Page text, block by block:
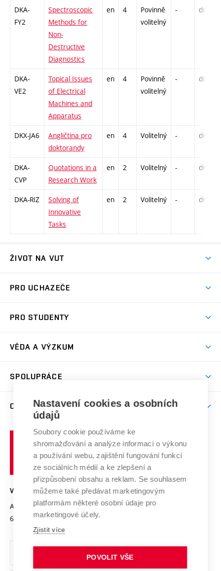
DKA-
FY2
Spectroscopic
Methods for
Non-
Destructive
Diagnostics
en 4
Povinně
volitelný
- drzk
DKA-
VE2
Topical Issues
of Electrical
Machines and
Apparatus
en 4
Povinně
volitelný
- drzk
DKX-JA6
Angličtina pro
doktorandy
en 4 Volitelný - drzk
DKA-
CVP
Quotations in a
Research Work
en 2 Volitelný - drzk
DKA-RIZ
Solving of
Innovative
Tasks
en 2 Volitelný - drzk
ŽIVOT NA VUT
Koleje
Sport na VUT
PRO UCHAZEČE
Dny otevřených dveří
Celoživotní vzdělávání
E-přihláška
PRO STUDENTY
Harmonogram akademického roku
Závěrečné práce
Doktorské studium
Zpracování osobních údajů studentů
Sociální bezpečí
Studium bez bariér
Podpora podnikání
VĚDA A VÝZKUM
Mezinárodní vědecká rada
Systém zajišťování kvality výzkumu
Výzkumné infrastruktury
Transfer znalostí
Open Science
Projekty
Projekty ze strukturálních fondů
Specifický výzkum
SPOLUPRÁCE
Zahraniční spolupráce
Spolupráce se školami
Služby univerzity
Mezinárodní dohody
Univerzitní sítě
O UNIVERZITĚ
Profil univerzity
Udržitelná univerzita
Podnikavá univerzita / ContriBUTe
Bezpečná univerzita
Vyznamenání
Organizační struktura
Ochrana osobních údajů
učení
technické
VYSOKÉ UČENÍ TECHNICKÉ V BRNĚ
Antonínská 548/1
602 00 Brno
www.vut.cz
vut@vutbr.cz
Nastavení cookies a osobních
údajů
Soubory cookie používáme ke
shromažďování a analýze informací o výkonu
a používání webu, zajištění fungování funkcí
ze sociálních médií a ke zlepšení a
přizpůsobení obsahu a reklam. Se souhlasem
můžeme také předávat marketingovým
platformám některé osobní údaje pro
marketingové účely.
Zjistit více
POVOLIT VŠE